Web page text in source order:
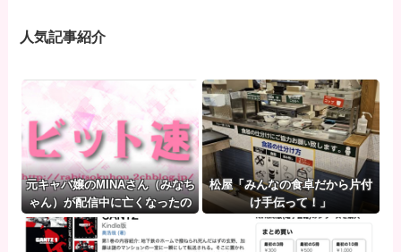
人気記事紹介
元キャバ嬢のMINAさん（みなち
ゃん）が配信中に亡くなったの
ではないかとX上で話題に（※
動画あり）
松屋「みんなの食卓だから片付
け手伝って！」